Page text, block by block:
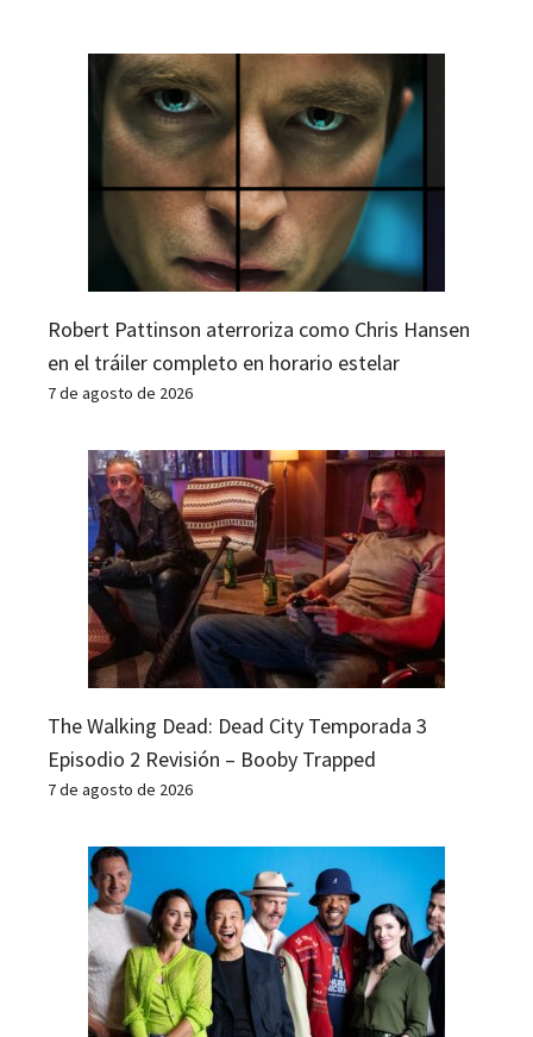
Robert Pattinson aterroriza como Chris Hansen
en el tráiler completo en horario estelar
7 de agosto de 2026
The Walking Dead: Dead City Temporada 3
Episodio 2 Revisión – Booby Trapped
7 de agosto de 2026